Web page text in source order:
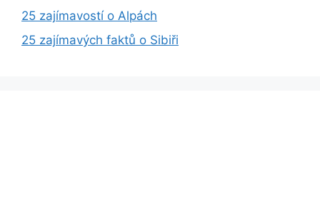
25 zajímavostí o Alpách
25 zajímavých faktů o Sibiři